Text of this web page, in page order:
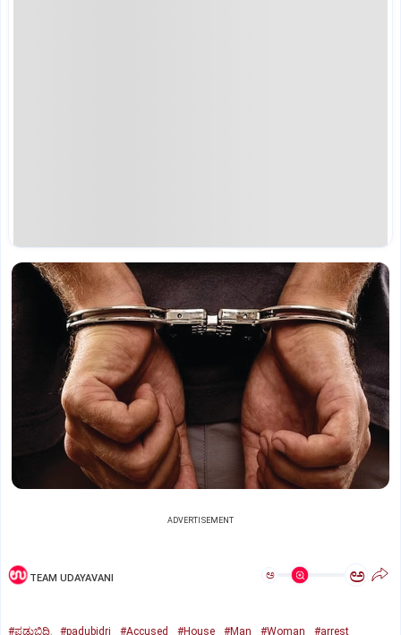
ADVERTISEMENT
TEAM UDAYAVANI ಅ ಅ
#ಪಡುಬಿದ್ರಿ #padubidri #Accused #House #Man #Woman #arrest